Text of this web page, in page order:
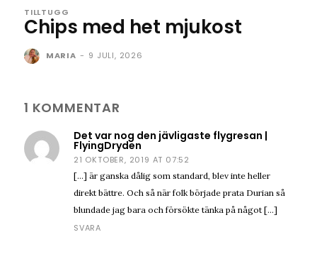
TILLTUGG
Chips med het mjukost
MARIA - 9 JULI, 2026
1 KOMMENTAR
Det var nog den jävligaste flygresan |
FlyingDryden
21 OKTOBER, 2019 AT 07:52
[…] är ganska dålig som standard, blev inte heller
direkt bättre. Och så när folk började prata Durian så
blundade jag bara och försökte tänka på något […]
SVARA